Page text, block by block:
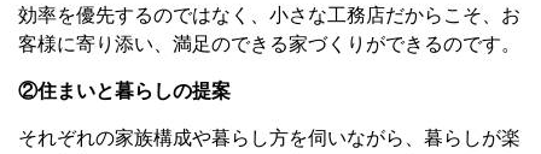
効率を優先するのではなく、小さな工務店だからこそ、お
客様に寄り添い、満足のできる家づくりができるのです。
②住まいと暮らしの提案
それぞれの家族構成や暮らし方を伺いながら、暮らしが楽